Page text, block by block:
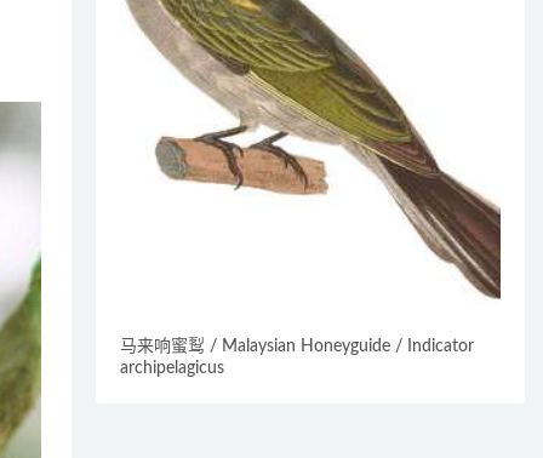
马来响蜜䴕 / Malaysian Honeyguide / Indicator
archipelagicus